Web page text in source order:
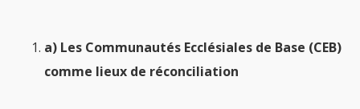
a) Les Communautés Ecclésiales de Base (CEB)
comme lieux de réconciliation